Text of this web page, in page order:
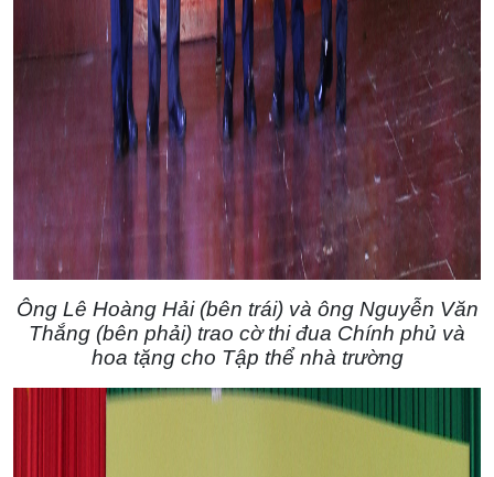
Ông Lê Hoàng Hải (bên trái) và ông Nguyễn Văn
Thắng (bên phải) trao cờ thi đua Chính phủ và
hoa tặng cho Tập thể nhà trường